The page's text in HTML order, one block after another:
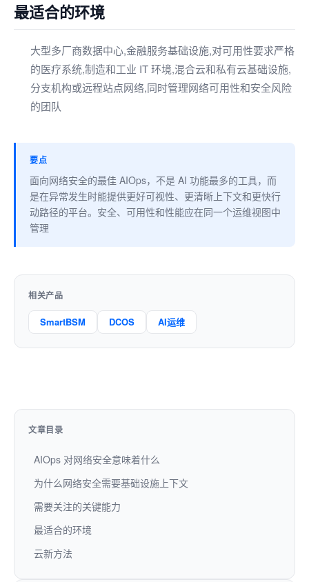
最适合的环境
大型多厂商数据中心,金融服务基础设施,对可用性要求严格
的医疗系统,制造和工业 IT 环境,混合云和私有云基础设施,
分支机构或远程站点网络,同时管理网络可用性和安全风险
的团队
要点
面向网络安全的最佳 AIOps，不是 AI 功能最多的工具，而
是在异常发生时能提供更好可视性、更清晰上下文和更快行
动路径的平台。安全、可用性和性能应在同一个运维视图中
管理
相关产品
SmartBSM DCOS AI运维
文章目录
AIOps 对网络安全意味着什么
为什么网络安全需要基础设施上下文
需要关注的关键能力
最适合的环境
云新方法